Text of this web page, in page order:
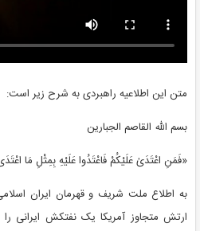
متن این اطلاعیه راهبردی به شرح زیر است:
بسم الله القاصم الجبارین
«فَمَنِ اعْتَدَیٰ عَلَیْکُمْ فَاعْتَدُوا عَلَیْهِ بِمِثْلِ مَا
به اطلاع ملت شریف و قهرمان ایران
ارتش متجاوز آمریکا یک نفتکش ایرانی